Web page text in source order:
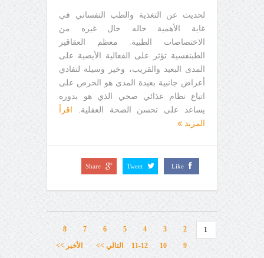
لحديث عن التغذية والطب النفساني في
غاية الأهمية حاله حال غيره من
الاختصاصات الطبية. معظم العقاقير
الطبنفسية تؤثر على الفعالية الأيضية على
المدى البعيد والقريب، وخير وسيلة لتفادي
أعراض جانبية بعيدة المدى هو الحرص على
اتباع نظام غذائي صحي الذي هو بدوره
يساعد على تحسن الصحة العقلية.
اقرأ
المزيد
Like
Tweet
Share
1
2
3
4
5
6
7
8
9
10
11-12 التالي >> الأخير >>